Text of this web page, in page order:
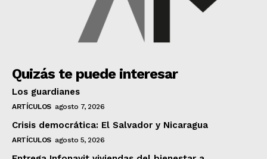
Quizás te puede interesar
Los guardianes
ARTÍCULOS agosto 7, 2026
Crisis democrática: El Salvador y Nicaragua
ARTÍCULOS agosto 5, 2026